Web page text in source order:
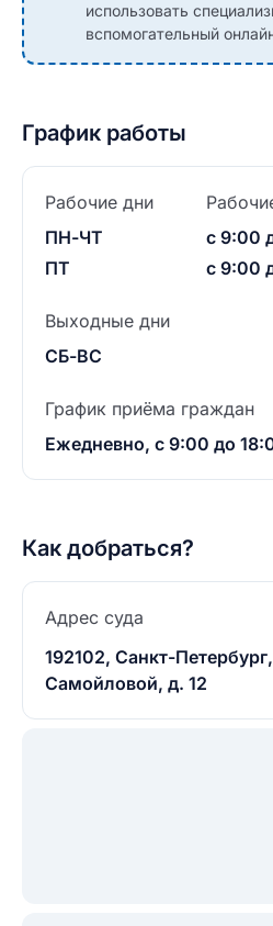
использовать
вспомогательный
График работы
Рабочие дни
ПН-ЧТ
ПТ
с 9:00
с 9:00
Выходные дни
СБ-ВС
График приёма граждан
Ежедневно, с 9:00 до
Как добраться?
Адрес суда
192102, Санкт-
Самойловой, д. 12